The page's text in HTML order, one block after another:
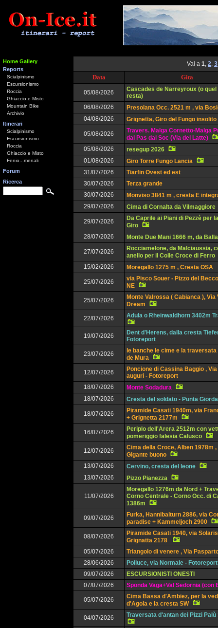
Home Gallery
Reports
Scialpinismo
Escursionismo
Roccia
Ghiaccio e Misto
Mountain Bike
Archivio
Itinerari
Scialpinismo
Escursionismo
Roccia
Ghiaccio e Misto
Fenio...menali
Forum
Ricerca
Vai a 1, 2, 3
Data Gita
05/08/2026
Cascades de Narreyroux (o quel
resta)
06/08/2026
Presolana Occ. 2521 m , via
04/08/2026
Grignetta, Giro del Fungo insolito
05/08/2026
Travers. Malga Cornetto-Malga
dal Pas dal Soc (Via del Latte)
05/08/2026
resegup 2026
01/08/2026
Giro Torre Fungo Lancia
31/07/2026
Tiarfin Ovest ed est
30/07/2026
Terza grande
30/07/2026
Monviso 3841 m , cresta E
29/07/2026
Cima di Cornalta da Vilmaggiore
29/07/2026
Da Caprile ai Piani di Pezzè per
Giro
28/07/2026
Monte Due Mani 1666 m, da
27/07/2026
Rocciamelone, da Malciaussia,
anello per il Colle Croce di Ferro
15/02/2026
Moregallo 1275 m , Cresta OSA
25/07/2026
via Pisco Souer - Pizzo del
NE
25/07/2026
Monte Valrossa ( Cabianca ), Via
Dream
22/07/2026 Adula o Rheinwaldhorn 3402m
19/07/2026
Dent d'Herens, dalla cresta
Fotoreport
23/07/2026
le banche le cime e la
de Mura
12/07/2026
Poncione di Cassina Baggio , Via
auguri - Fotoreport
18/07/2026
Monte Sodadura
18/07/2026
Cresta del soldato - Punta
18/07/2026
Piramide Casati 1940m, via
+ Grignetta 2177m
16/07/2026
Periplo dell'Arera 2512m con
pomeriggio falesia Calusco
12/07/2026
Cima della Croce, Alben 1978m ,
Gigante buono
13/07/2026
Cervino, cresta del leone
13/07/2026
Pizzo Pianezza
11/07/2026
Moregallo 1276m da Nord +
Corno Centrale - Corno Occ. di
1386m
09/07/2026
Furka, Hannibalturn 2886, via
paradise + Kammeljoch 2900
08/07/2026
Piramide Casati 1940, via
Grignatta 2178
05/07/2026
Triangolo di venere , Via
28/06/2026
Polluce, via Normale - Fotoreport
09/07/2026
ESCURSIONISTI ONESTI
07/07/2026
Sponda Vaga+Val Sedornia (con
05/07/2026
Cima Bassa d'Ambiez, per la
d'Agola e la cresta SW
04/07/2026 Traversata d'antan dei Pizzi Palù